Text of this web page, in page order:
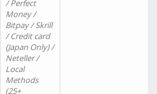
/ Perfect
Money /
Bitpay / Skrill
/ Credit card
(Japan Only) /
Neteller /
Local
Methods
(25+